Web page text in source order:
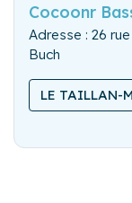
Cocoonr
Adresse : 26
Buch
LE TAILLAN-